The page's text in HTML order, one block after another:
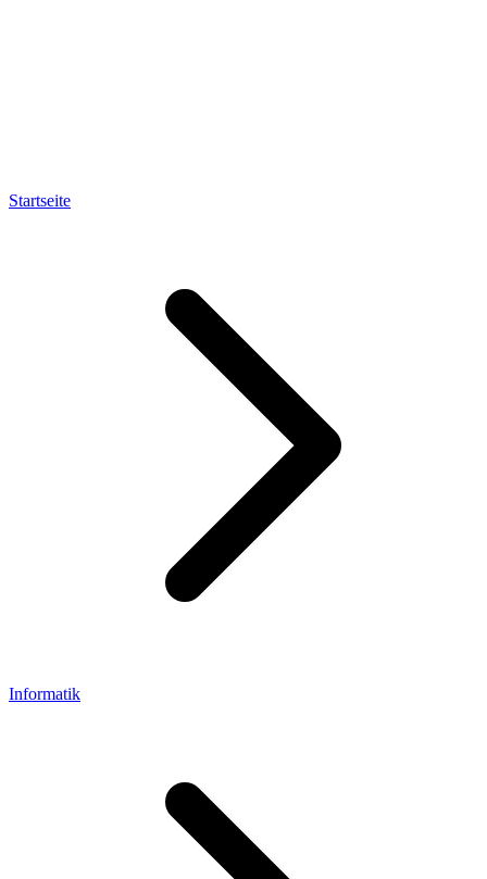
Startseite
Informatik